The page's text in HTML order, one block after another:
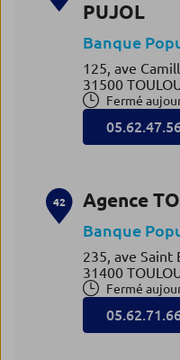
PUJOL
Banque
125, ave
31500
Fermé
42 Agence
Banque
235, ave Saint
31400
Fermé